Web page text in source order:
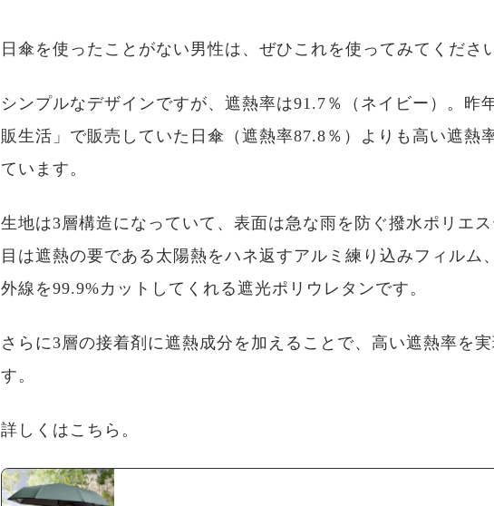
日傘を使ったことがない男性は、ぜひこれを使ってみてくださ
シンプルなデザインですが、遮熱率は91.7％（ネイビー）。昨
販生活」で販売していた日傘（遮熱率87.8％）よりも高い遮熱
ています。
生地は3層構造になっていて、表面は急な雨を防ぐ撥水ポリエ
目は遮熱の要である太陽熱をハネ返すアルミ練り込みフィルム
外線を99.9%カットしてくれる遮光ポリウレタンです。
さらに3層の接着剤に遮熱成分を加えることで、高い遮熱率を
す。
詳しくはこちら。